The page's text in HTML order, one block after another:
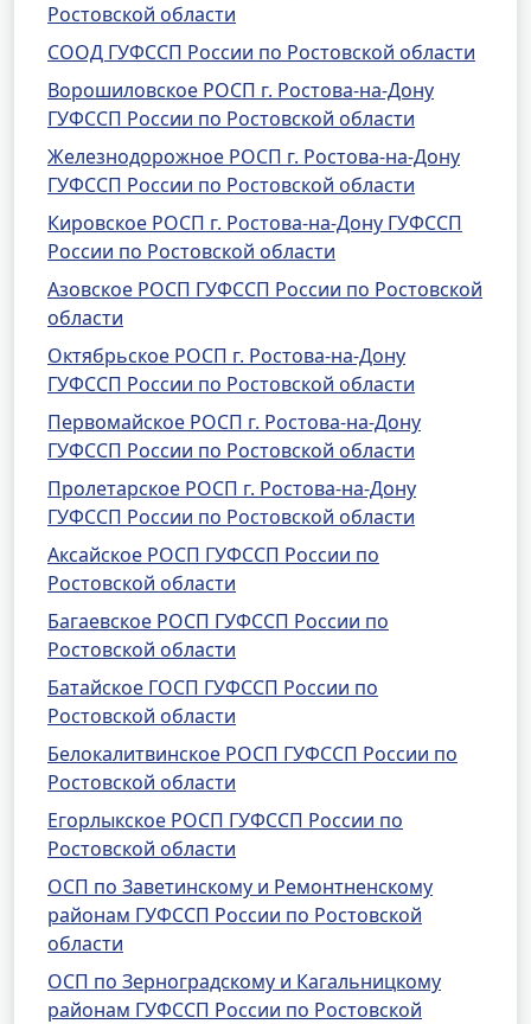
Ростовской области
СООД ГУФССП России по Ростовской области
Ворошиловское РОСП г. Ростова-на-Дону
ГУФССП России по Ростовской области
Железнодорожное РОСП г. Ростова-на-Дону
ГУФССП России по Ростовской области
Кировское РОСП г. Ростова-на-Дону ГУФССП
России по Ростовской области
Азовское РОСП ГУФССП России по Ростовской
области
Октябрьское РОСП г. Ростова-на-Дону
ГУФССП России по Ростовской области
Первомайское РОСП г. Ростова-на-Дону
ГУФССП России по Ростовской области
Пролетарское РОСП г. Ростова-на-Дону
ГУФССП России по Ростовской области
Аксайское РОСП ГУФССП России по
Ростовской области
Багаевское РОСП ГУФССП России по
Ростовской области
Батайское ГОСП ГУФССП России по
Ростовской области
Белокалитвинское РОСП ГУФССП России по
Ростовской области
Егорлыкское РОСП ГУФССП России по
Ростовской области
ОСП по Заветинскому и Ремонтненскому
районам ГУФССП России по Ростовской
области
ОСП по Зерноградскому и Кагальницкому
районам ГУФССП России по Ростовской